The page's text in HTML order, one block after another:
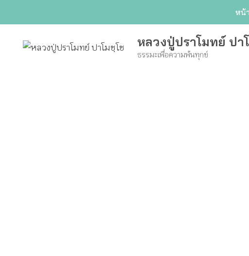
หน้
หลวงปู่ปราโมทย์ ปา
ธรรมะเพื่อความพ้นทุกข์